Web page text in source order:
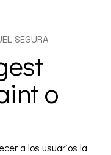
SEGURA
o
a los usuarios la